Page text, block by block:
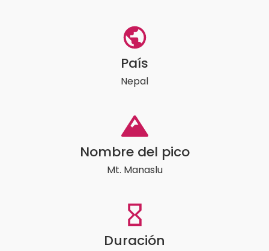
País
Nepal
Nombre del pico
Mt. Manaslu
Duración